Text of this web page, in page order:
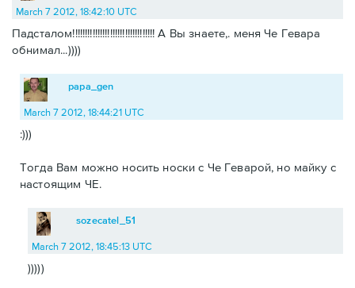
March 7 2012, 18:42:10 UTC
Падсталом!!!!!!!!!!!!!!!!!!!!!!!!!!!!!!!!! А Вы знаете,. меня Че Гевара
обнимал...))))
papa_gen
March 7 2012, 18:44:21 UTC
:)))
Тогда Вам можно носить носки с Че Геварой, но майку с
настоящим ЧЕ.
sozecatel_51
March 7 2012, 18:45:13 UTC
)))))